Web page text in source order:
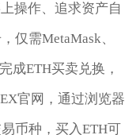
操作、追求资产自
仅需MetaMask、
成ETH买卖兑换，
官网，通过浏览器
币种，买入ETH可